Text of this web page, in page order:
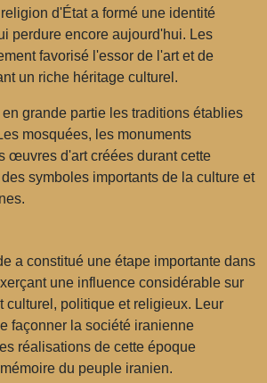
d'État a formé une identité
perdure encore aujourd'hui. Les
favorisé l'essor de l'art et de
un riche héritage culturel.
en grande partie les traditions établies
mosquées, les monuments
œuvres d'art créées durant cette
symboles importants de la culture et
a constitué une étape importante dans
une influence considérable sur
culturel, politique et religieux. Leur
façonner la société iranienne
réalisations de cette époque
du peuple iranien.